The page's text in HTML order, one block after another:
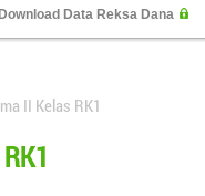
Download Data Reksa Dana
II Kelas RK1